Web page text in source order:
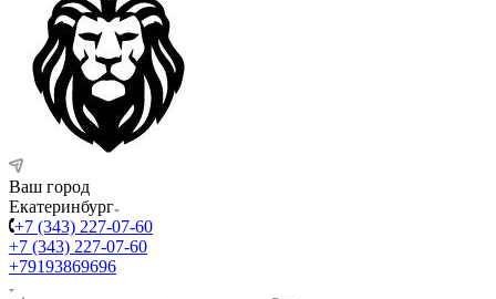
Ваш город
Екатеринбург
+7 (343) 227-07-60
+7 (343) 227-07-60
+79193869696